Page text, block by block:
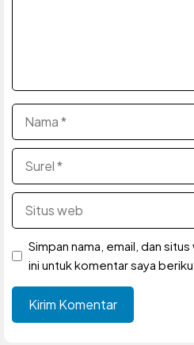
Nama
Surel
Situs
web
Simpan nama, email, dan
ini untuk komentar saya